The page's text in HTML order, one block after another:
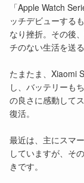
「Apple Watch
ッチデビューする
なり挫折。その後
チのない生活を送る
たまたま、Xiaomi
し、バッテリーも
の良さに感動して
復活。
最近は、主にスマ
していますが、そ
きです。